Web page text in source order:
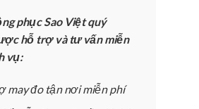
phục Sao Việt quý
hỗ trợ và tư vấn miễn
vụ:
may đo tận nơi miễn phí